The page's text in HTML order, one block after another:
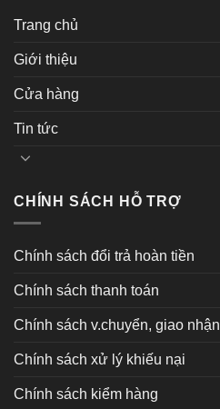
Trang chủ
Giới thiệu
Cửa hàng
Tin tức
CHÍNH SÁCH HỖ TRỢ
Chính sách đổi trả hoàn tiền
Chính sách thanh toán
Chính sách v.chuyển, giao nhận
Chính sách xử lý khiếu nại
Chính sách kiểm hàng